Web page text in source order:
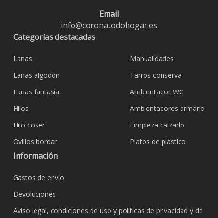
Email
info@coronatodohogar.es
Categorías destacadas
Lanas
Lanas algodón
Lanas fantasía
Hilos
Hilo coser
Ovillos bordar
Manualidades
Tarros conserva
Ambientador WC
Ambientadores armario
Limpieza calzado
Platos de plástico
Información
Gastos de envío
Devoluciones
Aviso legal, condiciones de uso y políticas de privacidad y de